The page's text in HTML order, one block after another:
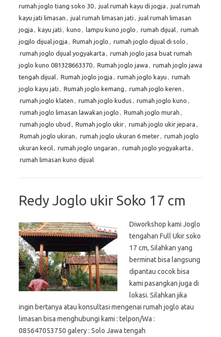
rumah joglo tiang soko 30, jual rumah kayu di jogja , jual rumah
kayu jati limasan , jual rumah limasan jati , jual rumah limasan
jogja , kayu jati , kuno , lampu kuno joglo , rumah dijual, rumah
jogjlo dijual jogja , Rumah joglo , rumah joglo dijual di solo ,
rumah joglo dijual yogyakarta , rumah joglo jasa buat rumah
joglo kuno 081328663370, Rumah joglo jawa , rumah joglo jawa
tengah dijual, Rumah joglo jogja , rumah joglo kayu , rumah
joglo kayu jati , Rumah joglo kemang , rumah joglo keren ,
rumah joglo klaten , rumah joglo kudus , rumah joglo kuno ,
rumah joglo limasan lawakan joglo , Rumah joglo murah ,
rumah joglo ubud , Rumah joglo ukir, rumah joglo ukir jepara ,
Rumah joglo ukiran , rumah joglo ukuran 6 meter, rumah joglo
ukuran kecil, rumah joglo ungaran , rumah joglo yogyakarta ,
rumah limasan kuno dijual
Redy Joglo ukir Soko 17 cm
Diworkshop kami Joglo
tengahan Full Ukir soko
17 cm, Silahkan yang
berminat bisa langsung
dipantau cocok bisa
kami pasangkan juga di
lokasi. Silahkan jika
ingin bertanya atau konsultasi mengenai rumah joglo atau
limasan bisa menghubungi kami : telpon/Wa :
085647053750 galery : Solo Jawa tengah